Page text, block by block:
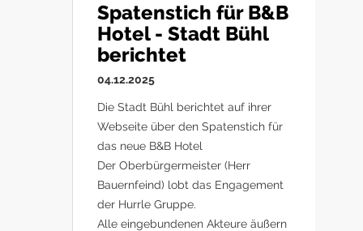
Spatenstich für B&B
Hotel - Stadt Bühl
berichtet
04.12.2025
Die Stadt Bühl berichtet auf ihrer
Webseite über den Spatenstich für
das neue B&B Hotel
Der Oberbürgermeister (Herr
Bauernfeind) lobt das Engagement
der Hurrle Gruppe.
Alle eingebundenen Akteure äußern